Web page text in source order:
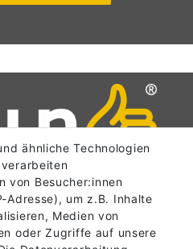
ähnliche Technologien
von Besucher:innen
Adresse), um z.B. Inhalte
Medien von
oder Zugriffe auf unsere